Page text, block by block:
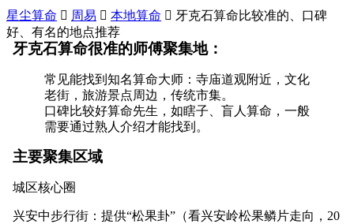
星尘算命  周易  本地算命  牙克石算命比较准的、口碑
好、有名的地点推荐
牙克石算命很准的师傅聚集地：
常见能找到知名算命大师：寺庙道观附近，文化
老街，旅游景点周边，传统市集。
口碑比较好算命先生，如瞎子、盲人算命，一般
需要通过熟人介绍才能找到。
主要聚集区域
城区核心圈
兴安中步行街：提供“松果卦”（看兴安岭松果鳞片走向，20